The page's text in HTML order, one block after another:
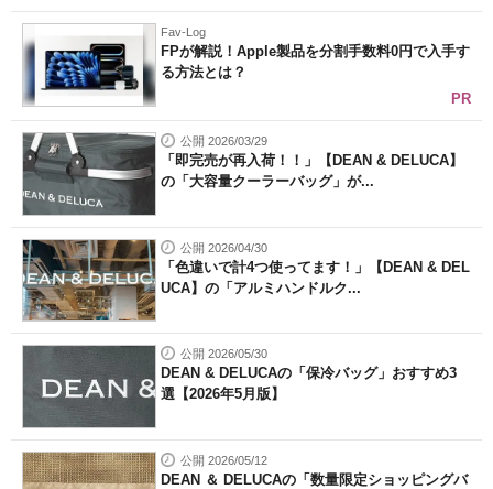
Fav-Log
FPが解説！Apple製品を分割手数料0円で入手す
る方法とは？
PR
公開 2026/03/29
「即完売が再入荷！！」【DEAN & DELUCA】
の「大容量クーラーバッグ」が...
公開 2026/04/30
「色違いで計4つ使ってます！」【DEAN & DEL
UCA】の「アルミハンドルク...
公開 2026/05/30
DEAN & DELUCAの「保冷バッグ」おすすめ3
選【2026年5月版】
公開 2026/05/12
DEAN ＆ DELUCAの「数量限定ショッピングバ